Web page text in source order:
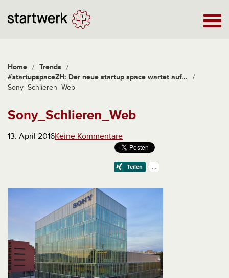
Home / Trends /
#startupspaceZH: Der neue startup space wartet auf...
/
Sony_Schlieren_Web
Sony_Schlieren_Web
13. April 2016Keine Kommentare